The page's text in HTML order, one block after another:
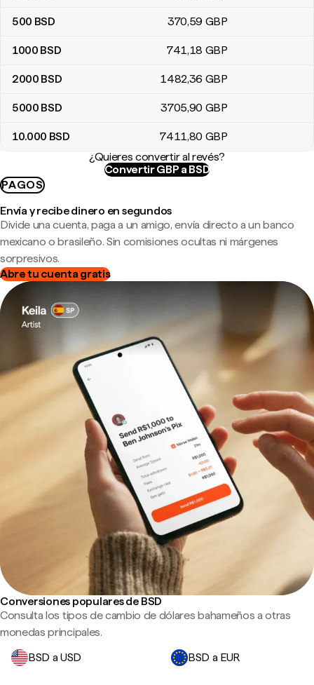
500 BSD 370,59 GBP
1000 BSD 741,18 GBP
2000 BSD 1482,36 GBP
5000 BSD 3705,90 GBP
10.000 BSD 7411,80 GBP
¿Quieres convertir al revés?
Convertir GBP a BSD
PAGOS
Envía y recibe dinero en segundos
Divide una cuenta, paga a un amigo, envía directo a un banco
mexicano o brasileño. Sin comisiones ocultas ni márgenes
sorpresivos.
Abre tu cuenta gratis
Conversiones populares de BSD
Consulta los tipos de cambio de dólares bahameños a otras
monedas principales.
BSD a USD
BSD a EUR